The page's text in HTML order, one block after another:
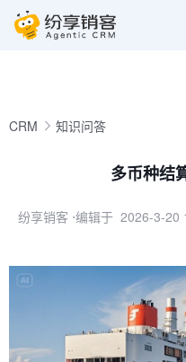
CRM 知识问答
多币种结
纷享销客 ⋅编辑于 2026-3-20